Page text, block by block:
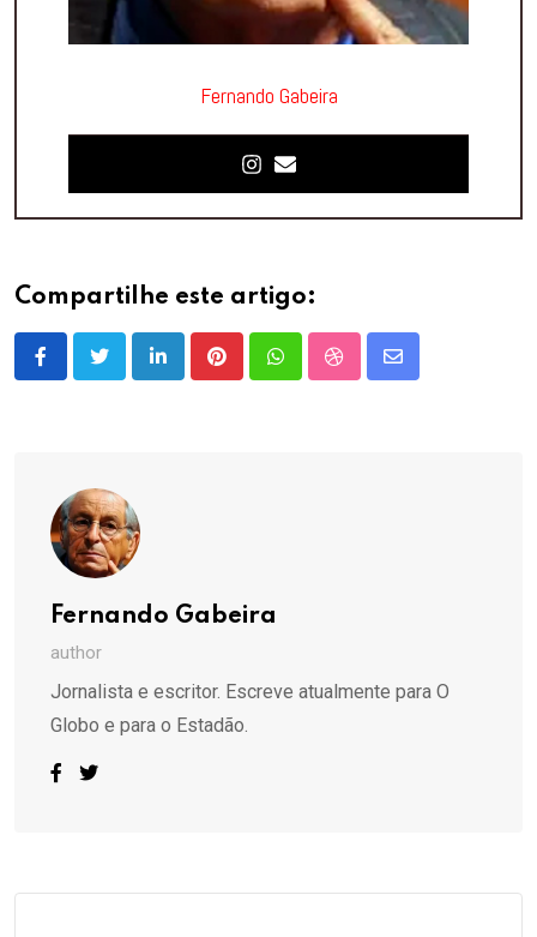
Fernando Gabeira
Compartilhe este artigo:
LinkedInPinterestWhatsappStumbleUpon
Share
Fernando Gabeira
author
Jornalista e escritor. Escreve atualmente para O
Globo e para o Estadão.